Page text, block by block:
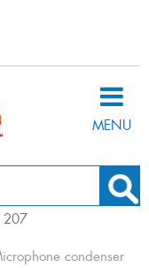
MENU
condenser